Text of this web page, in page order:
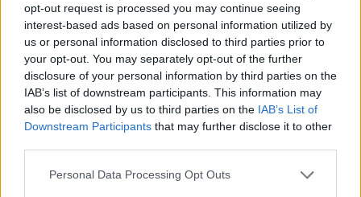
opt-out request is processed you may continue seeing
interest-based ads based on personal information utilized by
us or personal information disclosed to third parties prior to
your opt-out. You may separately opt-out of the further
disclosure of your personal information by third parties on the
IAB’s list of downstream participants. This information may
also be disclosed by us to third parties on the IAB’s List of
Downstream Participants that may further disclose it to other
Personal Data Processing Opt Outs